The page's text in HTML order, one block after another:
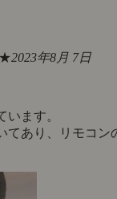
2023年8月 7日
ます。
てあり、リモコン